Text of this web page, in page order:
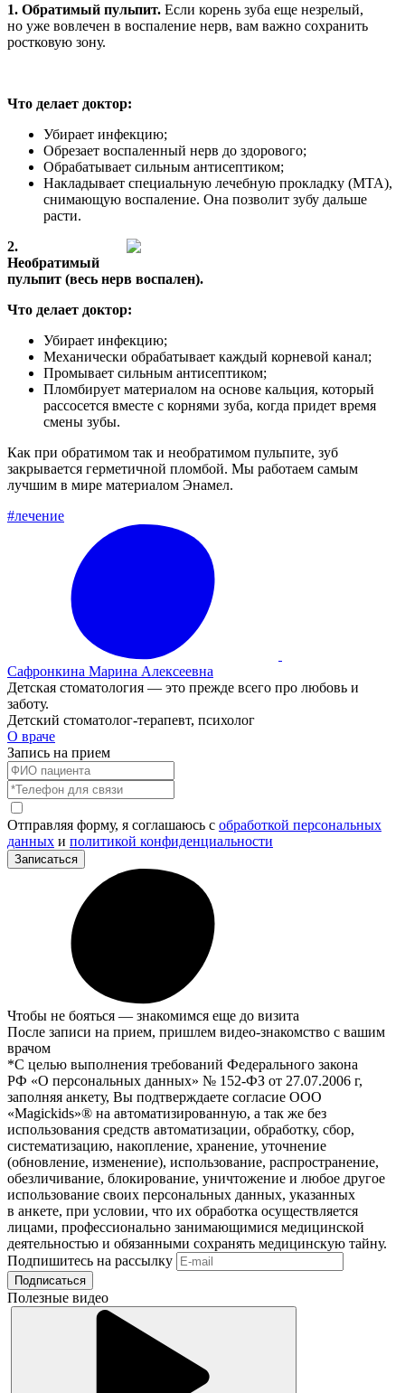
1. Обратимый пульпит. Если корень зуба еще незрелый,
но уже вовлечен в воспаление нерв, вам важно сохранить
ростковую зону.
Что делает доктор:
Убирает инфекцию;
Обрезает воспаленный нерв до здорового;
Обрабатывает сильным антисептиком;
Накладывает специальную лечебную прокладку (МТА),
снимающую воспаление. Она позволит зубу дальше
расти.
2.
Необратимый
пульпит (весь нерв воспален).
Что делает доктор:
Убирает инфекцию;
Механически обрабатывает каждый корневой канал;
Промывает сильным антисептиком;
Пломбирует материалом на основе кальция, который
рассосется вместе с корнями зуба, когда придет время
смены зубы.
Как при обратимом так и необратимом пульпите, зуб
закрывается герметичной пломбой. Мы работаем самым
лучшим в мире материалом Энамел.
#лечение
Сафронкина Марина Алексеевна
Детская стоматология — это прежде всего про любовь и
заботу.
Детский стоматолог-терапевт, психолог
О враче
Запись на прием
Отправляя форму, я соглашаюсь с обработкой персональных
данных и политикой конфиденциальности
Записаться
Чтобы не бояться — знакомимся еще до визита
После записи на прием, пришлем видео-знакомство с вашим
врачом
*С целью выполнения требований Федерального закона
РФ «О персональных данных» № 152-ФЗ от 27.07.2006 г,
заполняя анкету, Вы подтверждаете согласие ООО
«Magickids»® на автоматизированную, а так же без
использования средств автоматизации, обработку, сбор,
систематизацию, накопление, хранение, уточнение
(обновление, изменение), использование, распространение,
обезличивание, блокирование, уничтожение и любое другое
использование своих персональных данных, указанных
в анкете, при условии, что их обработка осуществляется
лицами, профессионально занимающимися медицинской
деятельностью и обязанными сохранять медицинскую тайну.
Подпишитесь на рассылку
Подписаться
Полезные видео